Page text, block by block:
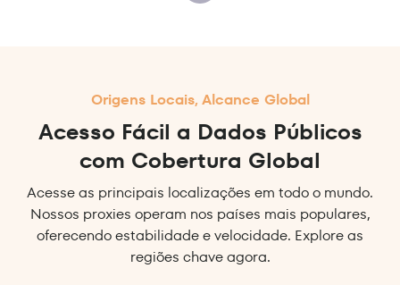
Origens Locais, Alcance Global
Acesso Fácil a Dados Públicos
com Cobertura Global
Acesse as principais localizações em todo o mundo.
Nossos proxies operam nos países mais populares,
oferecendo estabilidade e velocidade. Explore as
regiões chave agora.